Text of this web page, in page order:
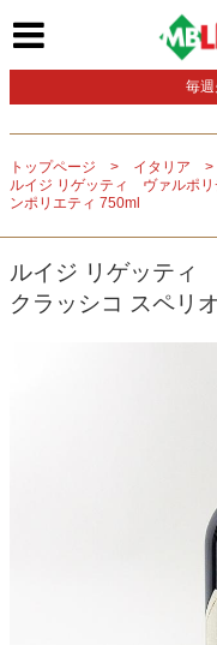
毎
トップページ イタリア
ルイジ リゲッティ ヴァルポリ
ンポリエティ 750ml
ルイジ リゲッティ
クラッシコ スペリ